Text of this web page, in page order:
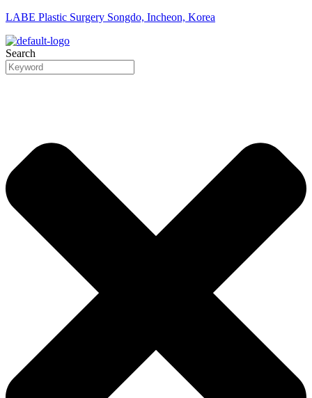
LABE Plastic Surgery Songdo, Incheon, Korea
Search